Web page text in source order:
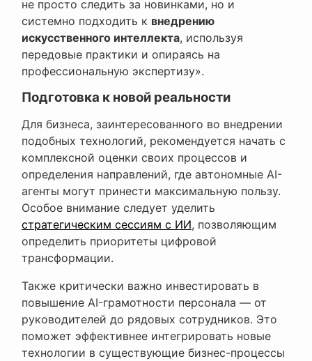
не просто следить за новинками, но и
системно подходить к внедрению
искусственного интеллекта, используя
передовые практики и опираясь на
профессиональную экспертизу».
Подготовка к новой реальности
Для бизнеса, заинтересованного во внедрении
подобных технологий, рекомендуется начать с
комплексной оценки своих процессов и
определения направлений, где автономные AI-
агенты могут принести максимальную пользу.
Особое внимание следует уделить
стратегическим сессиям с ИИ, позволяющим
определить приоритеты цифровой
трансформации.
Также критически важно инвестировать в
повышение AI-грамотности персонала — от
руководителей до рядовых сотрудников. Это
поможет эффективнее интегрировать новые
технологии в существующие бизнес-процессы